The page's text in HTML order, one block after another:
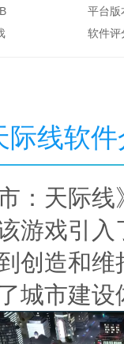
平台版
软件评
际线软件
天际线
游戏引
创造和
城市建